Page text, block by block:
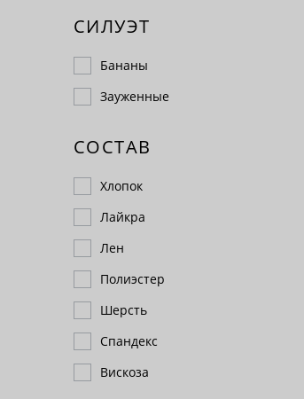
СИЛУЭТ
Бананы
Зауженные
СОСТАВ
Хлопок
Лайкра
Лен
Полиэстер
Шерсть
Спандекс
Вискоза